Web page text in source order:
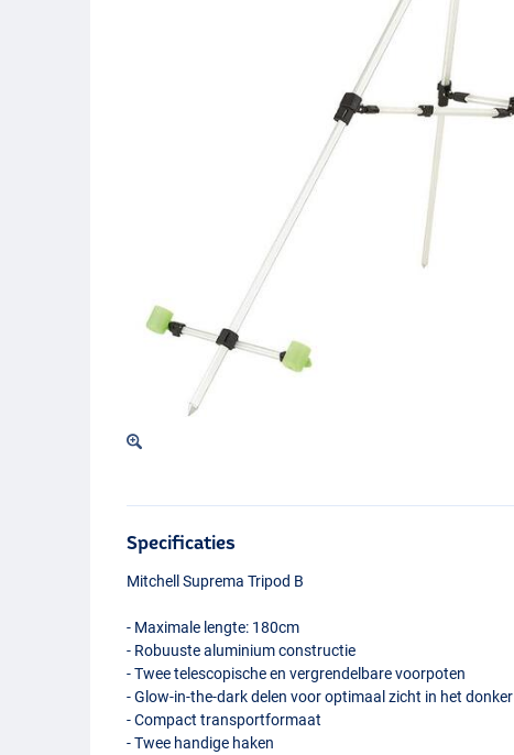
Specificaties
Mitchell Suprema Tripod B
- Maximale lengte: 180cm
- Robuuste aluminium constructie
- Twee telescopische en vergrendelbare voorpoten
- Glow-in-the-dark delen voor optimaal zicht in het donker
- Compact transportformaat
- Twee handige haken